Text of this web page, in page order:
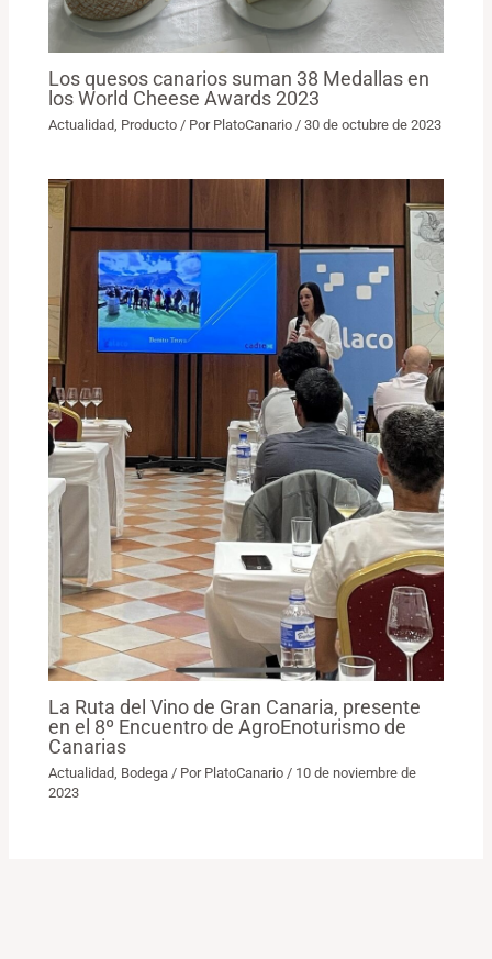
Los quesos canarios suman 38 Medallas en
los World Cheese Awards 2023
Actualidad, Producto / Por PlatoCanario/30 de octubre de 2023
La Ruta del Vino de Gran Canaria, presente
en el 8º Encuentro de AgroEnoturismo de
Canarias
Actualidad Bodega / Por PlatoCanario / 10 de noviembre de
2023